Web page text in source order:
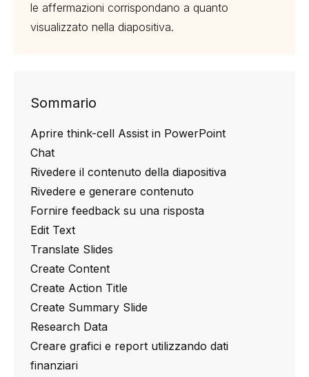
le affermazioni corrispondano a quanto
visualizzato nella diapositiva.
Sommario
Aprire think-cell Assist in PowerPoint
Chat
Rivedere il contenuto della diapositiva
Rivedere e generare contenuto
Fornire feedback su una risposta
Edit Text
Translate Slides
Create Content
Create Action Title
Create Summary Slide
Research Data
Creare grafici e report utilizzando dati
finanziari